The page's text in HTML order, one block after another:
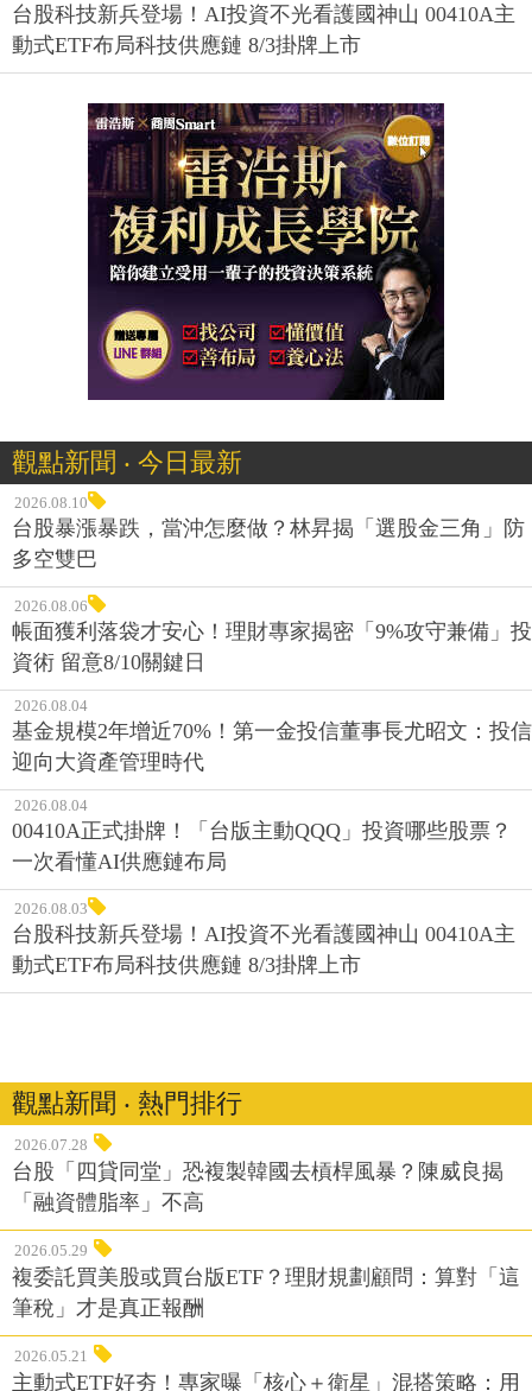
台股科技新兵登場！AI投資不光看護國神山 00410A主
動式ETF布局科技供應鏈 8/3掛牌上市
觀點新聞 ‧ 今日最新
2026.08.10
台股暴漲暴跌，當沖怎麼做？林昇揭「選股金三角」防
多空雙巴
2026.08.06
帳面獲利落袋才安心！理財專家揭密「9%攻守兼備」投
資術 留意8/10關鍵日
2026.08.04
基金規模2年增近70%！第一金投信董事長尤昭文：投信
迎向大資產管理時代
2026.08.04
00410A正式掛牌！「台版主動QQQ」投資哪些股票？
一次看懂AI供應鏈布局
2026.08.03
台股科技新兵登場！AI投資不光看護國神山 00410A主
動式ETF布局科技供應鏈 8/3掛牌上市
觀點新聞 ‧ 熱門排行
2026.07.28
台股「四貸同堂」恐複製韓國去槓桿風暴？陳威良揭
「融資體脂率」不高
2026.05.29
複委託買美股或買台版ETF？理財規劃顧問：算對「這
筆稅」才是真正報酬
2026.05.21
主動式ETF好夯！專家曝「核心＋衛星」混搭策略：用